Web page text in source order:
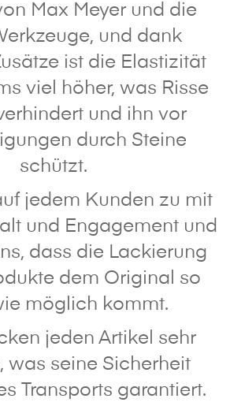
Max Meyer und die
und dank
ist die Elastizität
viel höher, was Risse
und ihn vor
durch Steine
schützt.
jedem Kunden zu mit
und Engagement und
dass die Lackierung
dem Original so
möglich kommt.
jeden Artikel sehr
was seine Sicherheit
Transports garantiert.